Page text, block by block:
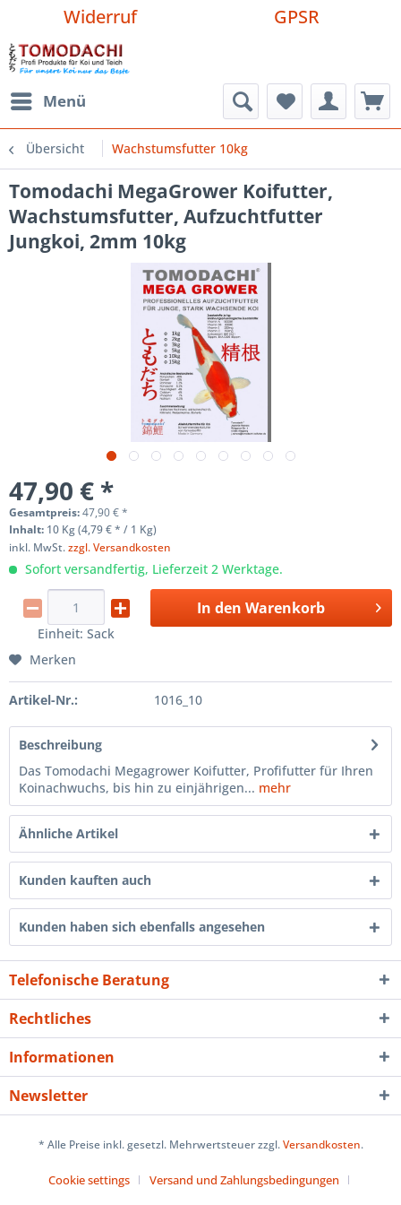
Widerruf GPSR
Menü
Übersicht Wachstumsfutter 10kg
Tomodachi MegaGrower Koifutter,
Wachstumsfutter, Aufzuchtfutter
Jungkoi, 2mm 10kg
47,90 € *
Gesamtpreis:47,90€*
Inhalt: 10 Kg (4,79 € * / 1 Kg)
inkl. MwSt.zzgl. Versandkosten
Sofort versandfertig, Lieferzeit 2 Werktage.
Einheit: Sack
In den Warenkorb
Merken
Artikel-Nr.: 1016_10
Beschreibung
Das Tomodachi Megagrower Koifutter, Profifutter für Ihren
Koinachwuchs, bis hin zu einjährigen... mehr
Ähnliche Artikel
Kunden kauften auch
Kunden haben sich ebenfalls angesehen
Telefonische Beratung
Rechtliches
Informationen
Newsletter
* Alle Preise inkl. gesetzl. Mehrwertsteuer zzgl.Versandkosten.
Cookie settings
Versand und Zahlungsbedingungen